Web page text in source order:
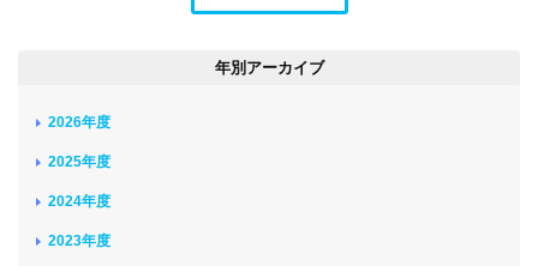
年別アーカイブ
2026年度
2025年度
2024年度
2023年度